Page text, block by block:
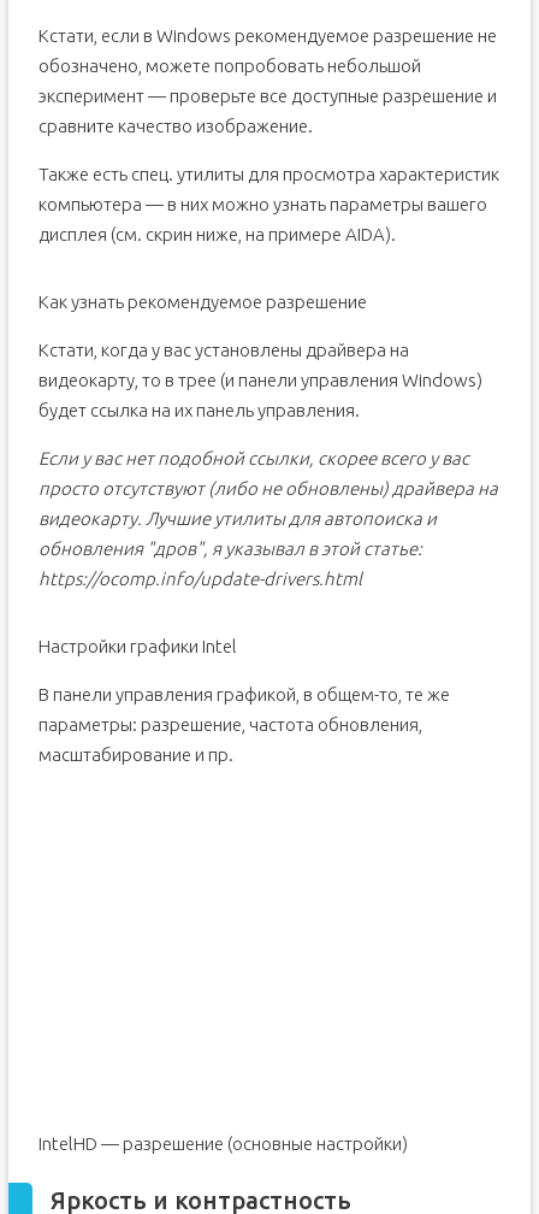
Кстати, если в Windows рекомендуемое разрешение не
обозначено, можете попробовать небольшой
эксперимент — проверьте все доступные разрешение и
сравните качество изображение.
Также есть спец. утилиты для просмотра характеристик
компьютера — в них можно узнать параметры вашего
дисплея (см. скрин ниже, на примере AIDA).
Как узнать рекомендуемое разрешение
Кстати, когда у вас установлены драйвера на
видеокарту, то в трее (и панели управления Windows)
будет ссылка на их панель управления.
Если у вас нет подобной ссылки, скорее всего у вас
просто отсутствуют (либо не обновлены) драйвера на
видеокарту. Лучшие утилиты для автопоиска и
обновления "дров", я указывал в этой статье:
https://ocomp.info/update-drivers.html
Настройки графики Intel
В панели управления графикой, в общем-то, те же
параметры: разрешение, частота обновления,
масштабирование и пр.
IntelHD — разрешение (основные настройки)
Яркость и контрастность